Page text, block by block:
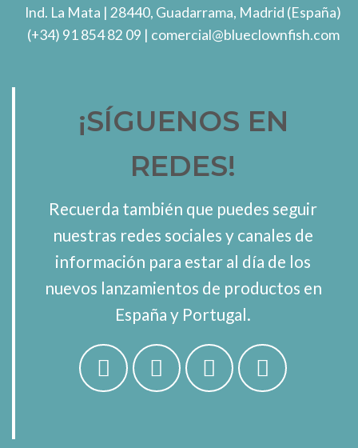
Ind. La Mata | 28440, Guadarrama, Madrid (España)
(+34) 91 854 82 09 | comercial@blueclownfish.com
¡SÍGUENOS EN
REDES!
Recuerda también que puedes seguir
nuestras redes sociales y canales de
información para estar al día de los
nuevos lanzamientos de productos en
España y Portugal.